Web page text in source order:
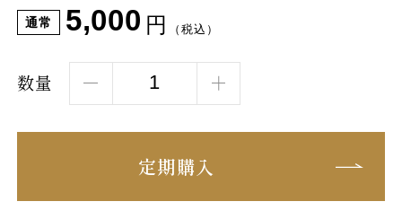
通常 5,000 円 （税込）
数量
定期購入